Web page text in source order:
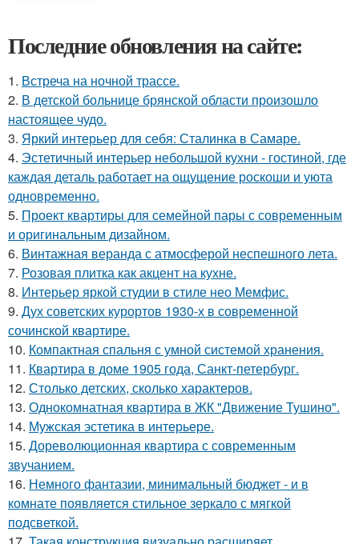
Последние обновления на сайте:
1. Встреча на ночной трассе.
2. В детской больнице брянской области произошло
настоящее чудо.
3. Яркий интерьер для себя: Сталинка в Самаре.
4. Эстетичный интерьер небольшой кухни - гостиной, где
каждая деталь работает на ощущение роскоши и уюта
одновременно.
5. Проект квартиры для семейной пары с современным
и оригинальным дизайном.
6. Винтажная веранда с атмосферой неспешного лета.
7. Розовая плитка как акцент на кухне.
8. Интерьер яркой студии в стиле нео Мемфис.
9. Дух советских курортов 1930-х в современной
сочинской квартире.
10. Компактная спальня с умной системой хранения.
11. Квартира в доме 1905 года, Санкт-петербург.
12. Столько детских, сколько характеров.
13. Однокомнатная квартира в ЖК "Движение Тушино".
14. Мужская эстетика в интерьере.
15. Дореволюционная квартира с современным
звучанием.
16. Немного фантазии, минимальный бюджет - и в
комнате появляется стильное зеркало с мягкой
подсветкой.